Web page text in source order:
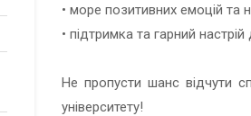
• море позитивних емоцій та
• підтримка та гарний настрій
Не пропусти шанс відчути
університету!